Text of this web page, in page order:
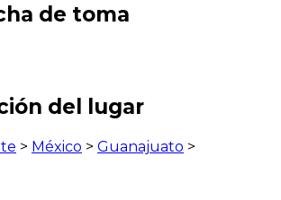
de toma
del lugar
> México > Guanajuato >